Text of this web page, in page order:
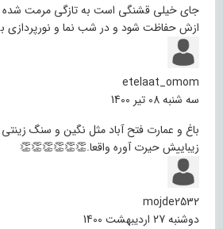
جای خیلی قشنگی است به تازگی مرمت شده
ازش حفاظت شود و در شب نما و نورپردازی
etelaat_omom
سه شنبه 08 تیر 1400
باغ و عمارت فتح آباد مثل نگین و سنگ
زیباییش حیرت آوره واقعا.👏👏👏👏👏👏
mojde2532
دوشنبه 27 اردیبهشت 1400